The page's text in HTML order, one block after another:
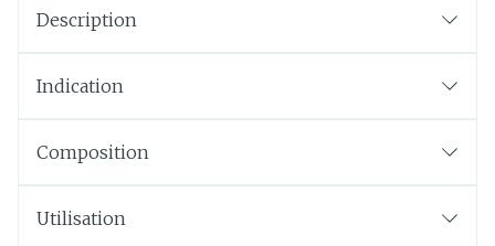
Description
Indication
Composition
Utilisation